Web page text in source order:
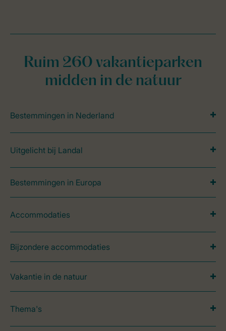
Ruim 260 vakantieparken
midden in de natuur
Bestemmingen in Nederland
Uitgelicht bij Landal
Bestemmingen in Europa
Accommodaties
Bijzondere accommodaties
Vakantie in de natuur
Thema's